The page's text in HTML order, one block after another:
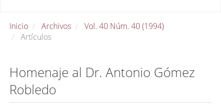
Inicio Archivos
Vol. 40 Núm. 40 (1994)
Artículos
Homenaje al Dr. Antonio Gómez
Robledo